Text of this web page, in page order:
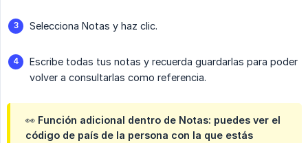
Selecciona Notas y haz clic.
Escribe todas tus notas y recuerda guardarlas para poder
volver a consultarlas como referencia.
👀 Función adicional dentro de Notas: puedes ver el
código de país de la persona con la que estás